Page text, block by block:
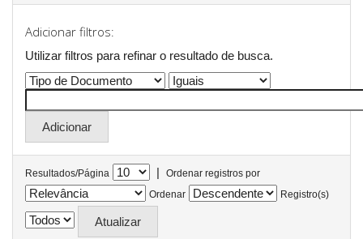
Adicionar filtros:
Utilizar filtros para refinar o resultado de busca.
Resultados/Página |
Ordenar registros por
Ordenar
Registro(s)